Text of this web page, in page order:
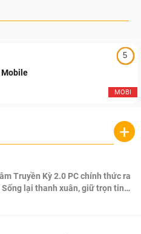
5
MOBI
Mobile
+
Truyền Kỳ 2.0 PC chính thức ra
Sống lại thanh xuân, giữ trọn tinh